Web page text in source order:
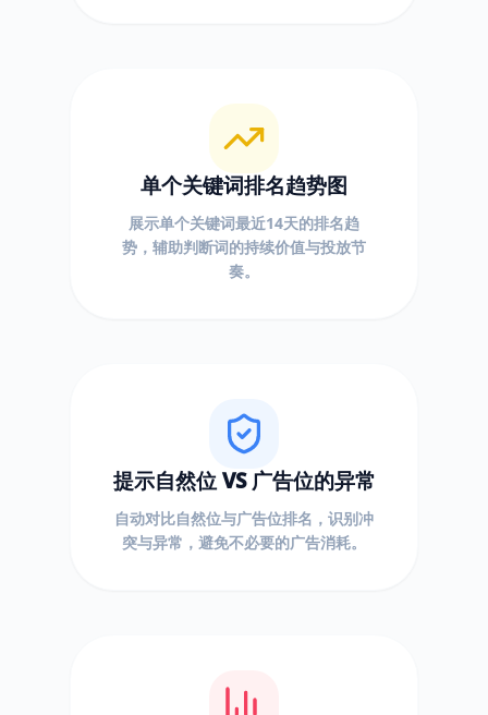
单个关键词排名趋势图
展示单个关键词最近14天的排名趋
势，辅助判断词的持续价值与投放节
奏。
提示自然位 VS 广告位的异常
自动对比自然位与广告位排名，识别冲
突与异常，避免不必要的广告消耗。